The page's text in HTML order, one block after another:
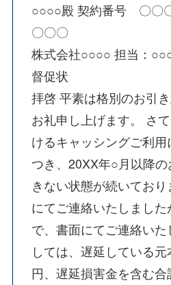
○○○○殿 契約番号 〇〇
〇〇〇
株式会社○○○○ 担当：
督促状
拝啓 平素は格別のお引
お礼申し上げます。 さ
けるキャッシングご利
つき、20XX年○月以降
きない状態が続いてお
にてご連絡いたしまし
で、書面にてご連絡い
しては、遅延している
円、遅延損害金を含む合